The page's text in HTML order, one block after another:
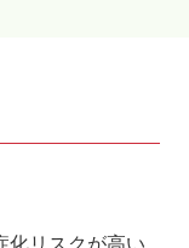
化リスクが高い